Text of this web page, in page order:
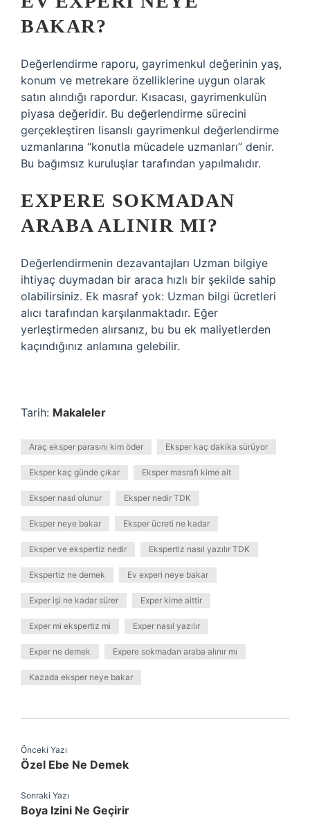
BAKAR?
Değerlendirme raporu, gayrimenkul değerinin yaş,
konum ve metrekare özelliklerine uygun olarak
satın alındığı rapordur. Kısacası, gayrimenkulün
piyasa değeridir. Bu değerlendirme sürecini
gerçekleştiren lisanslı gayrimenkul değerlendirme
uzmanlarına “konutla mücadele uzmanları” denir.
Bu bağımsız kuruluşlar tarafından yapılmalıdır.
EXPERE SOKMADAN
ARABA ALINIR MI?
Değerlendirmenin dezavantajları Uzman bilgiye
ihtiyaç duymadan bir araca hızlı bir şekilde sahip
olabilirsiniz. Ek masraf yok: Uzman bilgi ücretleri
alıcı tarafından karşılanmaktadır. Eğer
yerleştirmeden alırsanız, bu bu ek maliyetlerden
kaçındığınız anlamına gelebilir.
Tarih: Makaleler
Araç eksper parasını kim öder Eksper kaç dakika sürüyor
Eksper kaç günde çıkar Eksper masrafı kime ait
Eksper nasıl olunur Eksper nedir TDK
Eksper neye bakar Eksper ücreti ne kadar
Eksper ve ekspertiz nedir Ekspertiz nasıl yazılır TDK
Ekspertiz ne demek Ev experi neye bakar
Exper işi ne kadar sürer Exper kime aittir
Exper mi ekspertiz mi Exper nasıl yazılır
Exper ne demek Expere sokmadan araba alınır mı
Kazada eksper neye bakar
Önceki Yazı
Özel Ebe Ne Demek
Sonraki Yazı
Boya Izini Ne Geçirir